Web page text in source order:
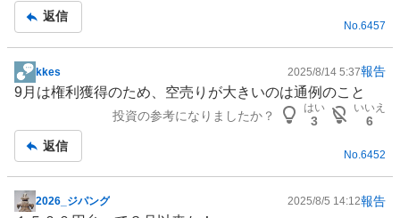
返信
No. 6457
掲
示
事
kkes 2025/8/14 5:37報告
9月は権利獲得のため、空売りが大きいのは通例のこと
投資の参考になりましたか？
はい
3
いいえ
6
返信
No.6452
掲
2026_ジパング 2025/8/5 14:12報告